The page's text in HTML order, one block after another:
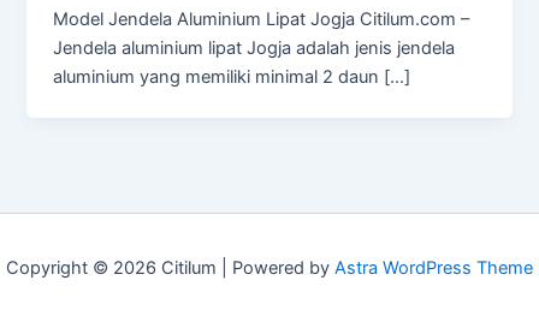
Model Jendela Aluminium Lipat Jogja Citilum.com –
Jendela aluminium lipat Jogja adalah jenis jendela
aluminium yang memiliki minimal 2 daun […]
Copyright © 2026 Citilum | Powered by Astra WordPress Theme